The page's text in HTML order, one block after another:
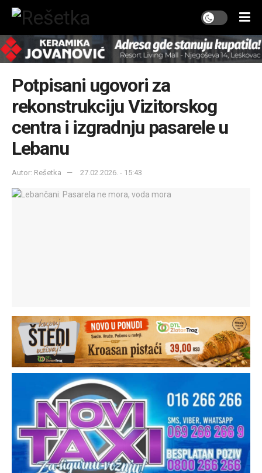
Potpisani ugovori za
rekonstrukciju Vizitorskog
centra i izgradnju pasarele u
Lebanu
Autor: Rešetka 27.02.2026. - 15:43